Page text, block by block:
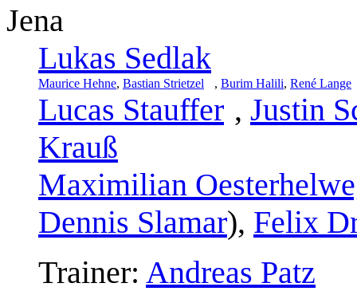
Jena
Lukas Sedlak
Maurice Hehne, Bastian Strietzel , Burim Halili, René Lange
Lucas Stauffer , Justin
Krauß
Maximilian
Dennis Slamar), Felix
Trainer: Andreas Patz